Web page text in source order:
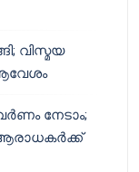
വിസ്മയ
നേടാം;
ആരാധകർക്ക്